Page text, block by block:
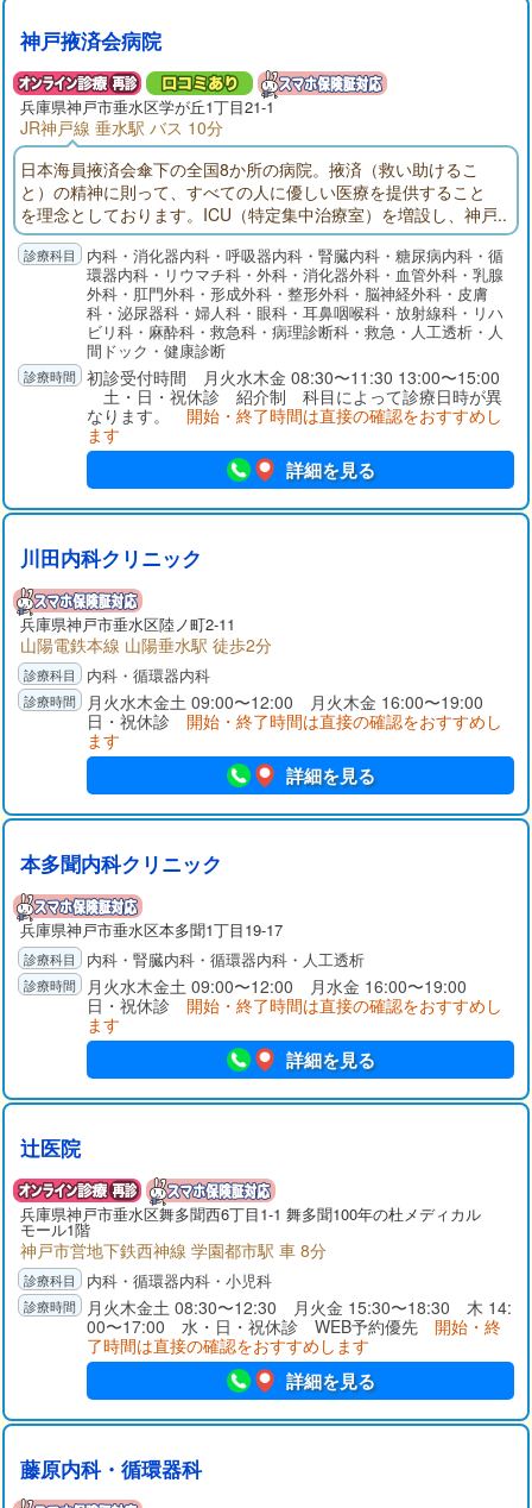
神戸掖済会病院
兵庫県神戸市垂水区学が丘1丁目21-1
JR神戸線 垂水駅 バス 10分
日本海員掖済会傘下の全国8か所の病院。掖済（救い助けるこ
と）の精神に則って、すべての人に優しい医療を提供すること
を理念としております。ICU（特定集中治療室）を増設し、神戸
市垂水区および西区の救急医療に参加しています。地域連携に
つきましては、地域医療連携室を充実させ、近隣の開業医の先
生方や病院の先生方と密接な病診・病病連携を構築し、各医療
機関の得意分野を生かす機能分担に協力しています。
内科・消化器内科・呼吸器内科・腎臓内科・糖尿病内科・循
環器内科・リウマチ科・外科・消化器外科・血管外科・乳腺
外科・肛門外科・形成外科・整形外科・脳神経外科・皮膚
科・泌尿器科・婦人科・眼科・耳鼻咽喉科・放射線科・リハ
ビリ科・麻酔科・救急科・病理診断科・救急・人工透析・人
間ドック・健康診断
初診受付時間 月火水木金 08:30〜11:30 13:00〜15:00
土・日・祝休診 紹介制 科目によって診療日時が異
なります。 開始・終了時間は直接の確認をおすすめし
ます
詳細を見る
川田内科クリニック
兵庫県神戸市垂水区陸ノ町2-11
山陽電鉄本線 山陽垂水駅 徒歩2分
内科・循環器内科
月火水木金土 09:00〜12:00 月火木金 16:00〜19:00
日・祝休診 開始・終了時間は直接の確認をおすすめし
ます
詳細を見る
本多聞内科クリニック
兵庫県神戸市垂水区本多聞1丁目19-17
内科・腎臓内科・循環器内科・人工透析
月火水木金土 09:00〜12:00 月水金 16:00〜19:00
日・祝休診 開始・終了時間は直接の確認をおすすめし
ます
詳細を見る
辻医院
兵庫県神戸市垂水区舞多聞西6丁目1-1 舞多聞100年の杜メディカル
モール1階
神戸市営地下鉄西神線 学園都市駅 車 8分
内科・循環器内科・小児科
月火木金土 08:30〜12:30 月火金 15:30〜18:30 木 14:
00〜17:00 水・日・祝休診 WEB予約優先 開始・終
了時間は直接の確認をおすすめします
詳細を見る
藤原内科・循環器科